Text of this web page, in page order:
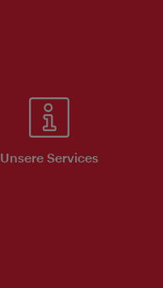
Unsere Services